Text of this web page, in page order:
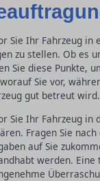
Sie Ihr Fahrzeug
zu stellen. Ob es
Sie diese Punkte,
Sie vor,
gut betreut wird.
Sie Ihr Fahrzeug
Fragen Sie
auf Sie
werden. Eine